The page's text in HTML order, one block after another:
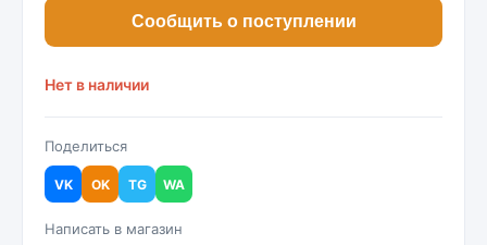
Сообщить о поступлении
Нет в наличии
Поделиться
VK OK TG WA
Написать в магазин